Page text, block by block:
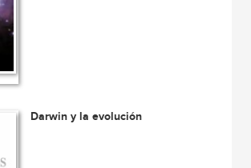
Darwin y la evolución